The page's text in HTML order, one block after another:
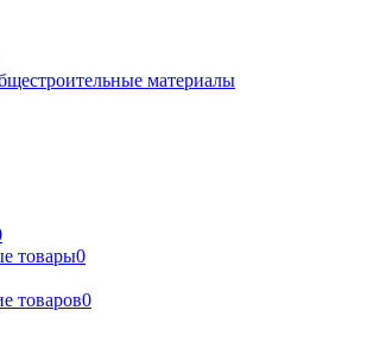
материалы
товары0
товаров0